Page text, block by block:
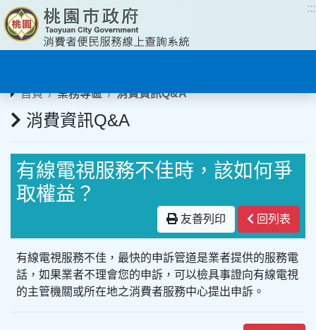
:::
首頁 業務專區 消費資訊Q&A
消費資訊Q&A
有線電視服務不佳時，該如何爭
取權益？
友善列印 回列表
有線電視服務不佳，最快的申訴管道是業者提供的服務電
話，如果業者不理會您的申訴，可以檢具事證向有線電視
的主管機關或所在地之消費者服務中心提出申訴。